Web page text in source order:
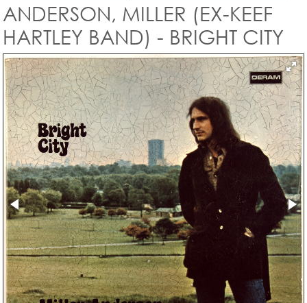
ANDERSON, MILLER (EX-KEEF
HARTLEY BAND) - BRIGHT CITY